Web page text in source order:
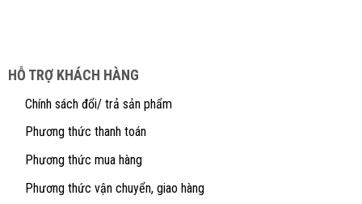
HỖ TRỢ KHÁCH HÀNG
Chính sách đổi/ trả sản phẩm
Phương thức thanh toán
Phương thức mua hàng
Phương thức vận chuyển, giao hàng